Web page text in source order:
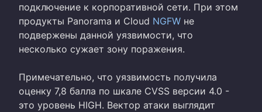
подключение к корпоративной сети. При этом
продукты Panorama и Cloud NGFW не
подвержены данной уязвимости, что
несколько сужает зону поражения.
Примечательно, что уязвимость получила
оценку 7,8 балла по шкале CVSS версии 4.0 -
это уровень HIGH. Вектор атаки выглядит